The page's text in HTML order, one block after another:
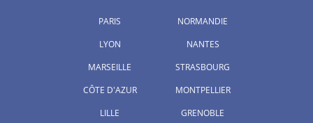
PARIS
LYON
MARSEILLE
CÔTE D'AZUR
LILLE
NORMANDIE
NANTES
STRASBOURG
MONTPELLIER
GRENOBLE